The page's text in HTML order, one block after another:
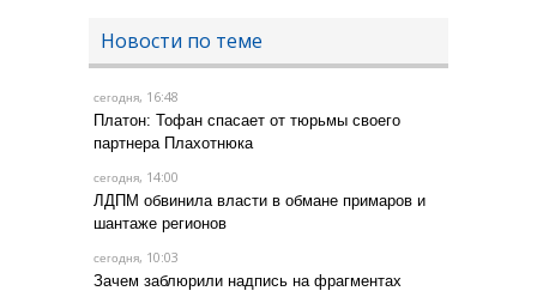
Новости по теме
сегодня, 16:48
Платон: Тофан спасает от тюрьмы своего
партнера Плахотнюка
сегодня, 14:00
ЛДПМ обвинила власти в обмане примаров и
шантаже регионов
сегодня, 10:03
Зачем заблюрили надпись на фрагментах